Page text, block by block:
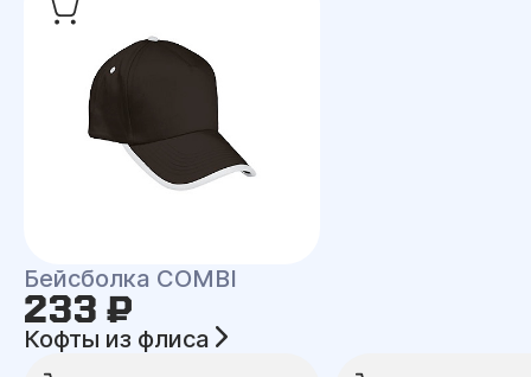
Бейсболка COMBI
233 ₽
Кофты из флиса